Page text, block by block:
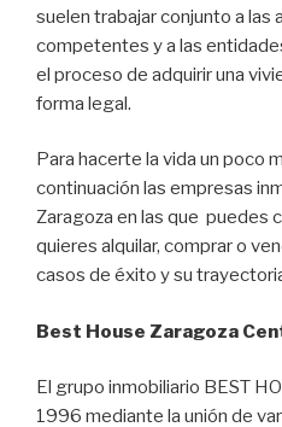
suelen trabajar conjunto a las
competentes y a las
el proceso de adquirir una
forma legal.
Para hacerte la vida un poco
continuación las empresas
Zaragoza en las que puedes
quieres alquilar, comprar o
casos de éxito y su
Best House Zaragoza
El grupo inmobiliario BEST
1996 mediante la unión de